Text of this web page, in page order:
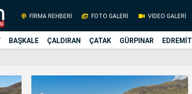
FİRMA REHBERİ FOTO GALERİ VİDEO GALERİ
BAŞKALE ÇALDIRAN ÇATAK GÜRPINAR EDREMİT